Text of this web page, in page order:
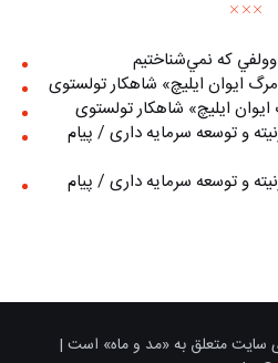
وولفي كه نمي‌شناختيم
ايوان ايليچ» شاهکار تولستوی
ايليچ» شاهکار تولستوی
و توسعه سرمایه داری / پیام
و توسعه سرمایه داری / پیام
سایت متعلق به «مد و ماه» است |